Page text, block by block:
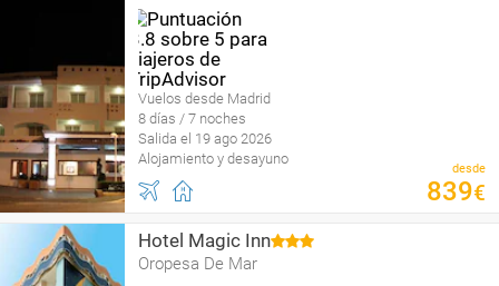
Vuelos desde Madrid
8 días / 7 noches
Salida el 19 ago 2026
Alojamiento y desayuno
desde
839€
Hotel Magic Inn
Oropesa De Mar